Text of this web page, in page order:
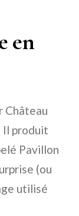
en
Château
Il produit
Pavillon
(ou
utilisé